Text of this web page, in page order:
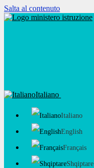
Salta al contenuto
Italiano
Italiano
English
Français
Shqiptare